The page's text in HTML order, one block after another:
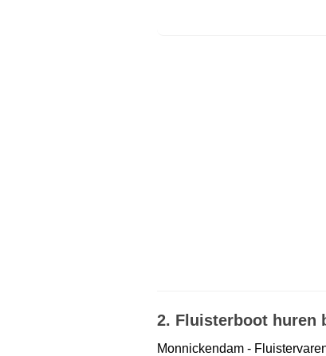
2. Fluisterboot huren
Monnickendam -